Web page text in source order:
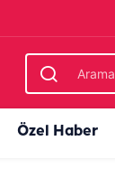
Özel Haber